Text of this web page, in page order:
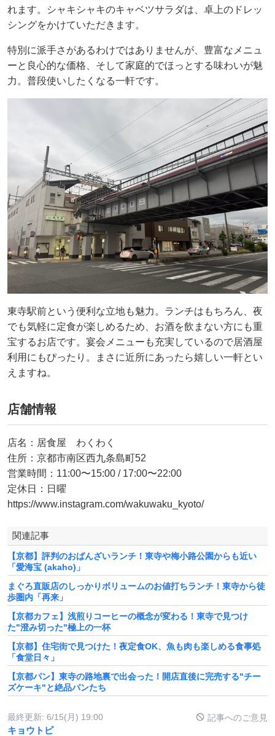
れます。シャキシャキのキャベツサラダは、卓上のドレッ
シングをかけていただきます。
特別に派手さがあるわけではありませんが、豊富なメニュ
ーと良心的な価格、そして家庭的でほっとする味わいが魅
力。普段使いしたくなる一軒です。
東寺駅前という便利な立地も魅力。ランチはもちろん、夜
でも気軽に定食が楽しめるため、お酒を飲まない方にも重
宝するお店です。宴会メニューも充実しているので居酒屋
利用にもぴったり。まさに近所にあったら嬉しい一軒とい
えますね。
店舗情報
店名：居食屋 わくわく
住所：京都市南区西九条島町52
営業時間：11:00〜15:00 / 17:00〜22:00
定休日：日曜
https://www.instagram.com/wakuwaku_kyoto/
関連記事
【京都】評判のおばんざいランチ！東寺や梅小路公園からも近い
「愛海宝 (akaho)」
まぐろ直販店のしっかりボリュームのお値打ちランチ！東寺から徒
歩圏内「再来」
【京都カフェ】浅煎りコーヒーの概念が変わる！東寺で見つけ
た"澄み切った"極上の一杯
【京都】住宅街で見つけた！夜定食OK、魚も肉も楽しめる食事処
「食堂日々」
【京都パン】東寺の路地裏で出会った！開店直後に完売する"チー
ズケーキ"と絶品パンたち
最終更新: 6/15(月) 19:00 記事へのご意見
キョウトピ